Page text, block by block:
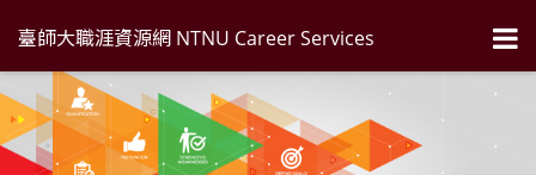
臺師大職涯資源網 NTNU Career Services